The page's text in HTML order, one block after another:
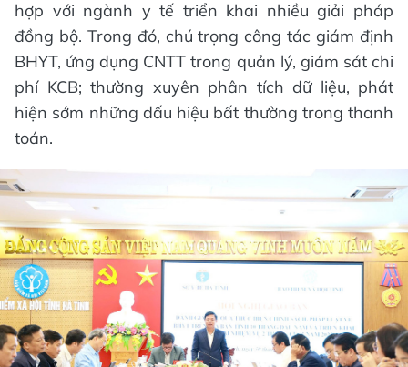
hợp với ngành y tế triển khai nhiều giải pháp
đồng bộ. Trong đó, chú trọng công tác giám định
BHYT, ứng dụng CNTT trong quản lý, giám sát chi
phí KCB; thường xuyên phân tích dữ liệu, phát
hiện sớm những dấu hiệu bất thường trong thanh
toán.